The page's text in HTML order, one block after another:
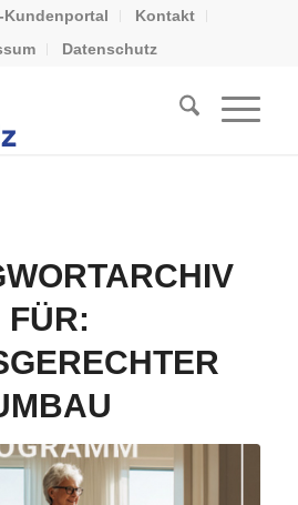
Kundenportal
Kontakt
Datenschutz
FÜR: